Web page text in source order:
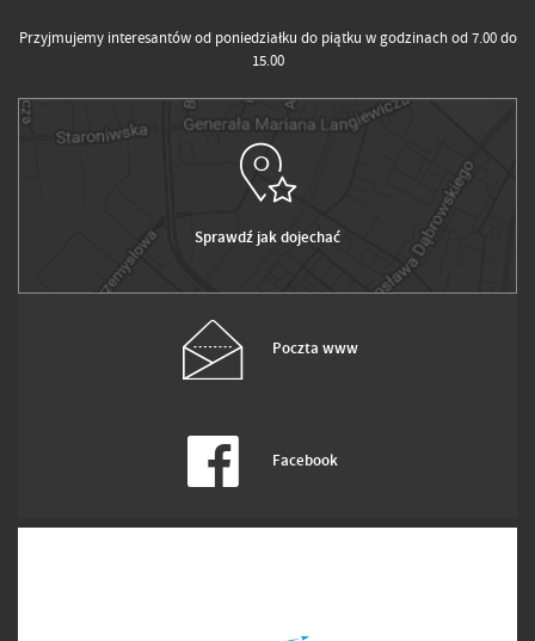
Przyjmujemy interesantów od poniedziałku do piątku w godzinach od 7.00 do
15.00
Sprawdź jak dojechać
Poczta www
Facebook